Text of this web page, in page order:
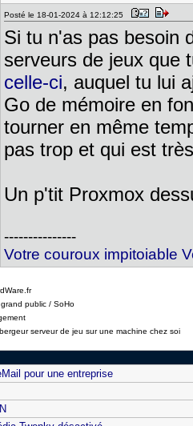
Posté le 18-01-2024 à 12:12:25
Si tu n'as pas besoin
serveurs de jeux que
celle-ci, auquel tu lui
Go de mémoire en
tourner en même
pas trop et qui est
Un p'tit Proxmox
---------------
Votre couroux impitoiable
public / SoHo
serveur de jeu sur une machine chez soi
pour une entreprise